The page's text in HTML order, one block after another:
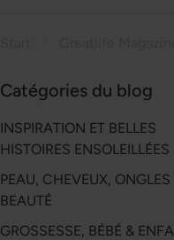
Catégories du blog
INSPIRATION ET BELLES
HISTOIRES ENSOLEILLÉES
PEAU, CHEVEUX, ONGLES
BEAUTÉ
GROSSESSE, BÉBÉ &